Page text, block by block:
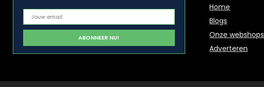
Home
Blogs
Onze webshops
Adverteren